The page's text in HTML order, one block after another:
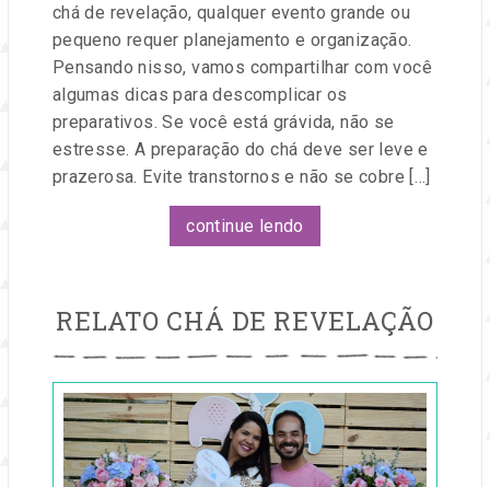
chá de revelação, qualquer evento grande ou
pequeno requer planejamento e organização.
Pensando nisso, vamos compartilhar com você
algumas dicas para descomplicar os
preparativos. Se você está grávida, não se
estresse. A preparação do chá deve ser leve e
prazerosa. Evite transtornos e não se cobre […]
continue lendo
RELATO CHÁ DE REVELAÇÃO
Publicado
em
01
ago,
2017por